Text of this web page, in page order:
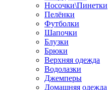
Носочки\Пинетки
Пелёнки
Футболки
Шапочки
Блузки
Брюки
Верхняя одежда
Водолазки
Джемперы
Домашняя одежда